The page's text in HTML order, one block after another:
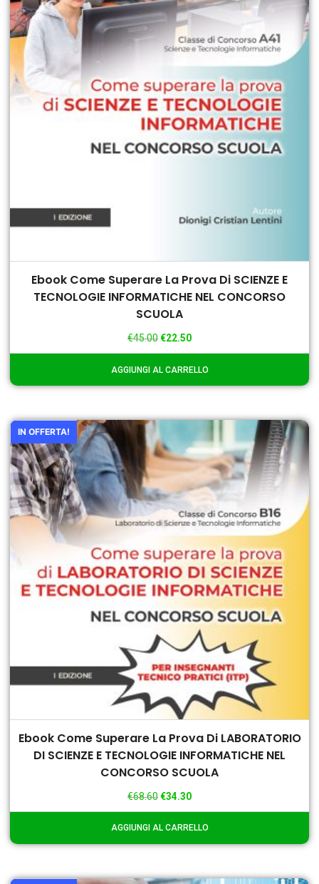
Ebook Come Superare La Prova Di SCIENZE E
TECNOLOGIE INFORMATICHE NEL CONCORSO
SCUOLA
€45.00€22.50
AGGIUNGI AL CARRELLO
IN OFFERTA!
Ebook Come Superare La Prova Di LABORATORIO
DI SCIENZE E TECNOLOGIE INFORMATICHE NEL
CONCORSO SCUOLA
€68.60€34.30
AGGIUNGI AL CARRELLO